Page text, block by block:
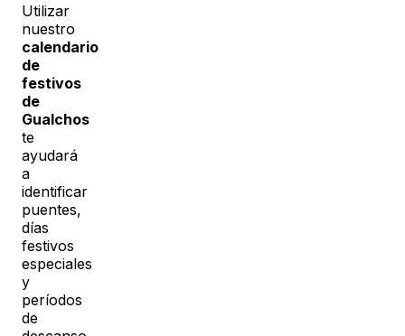
Utilizar
nuestro
calendario
de
festivos
de
Gualchos
te
ayudará
a
identificar
puentes,
días
festivos
especiales
y
períodos
de